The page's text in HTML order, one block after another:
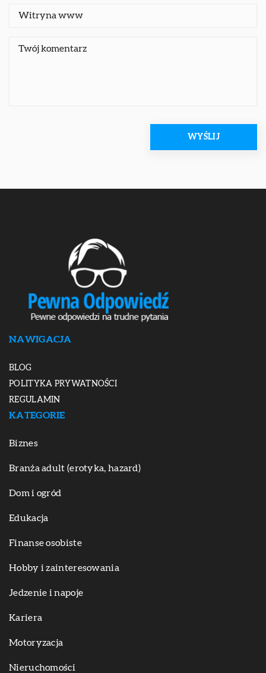
NAWIGACJA
BLOG
POLITYKA PRYWATNOŚCI
REGULAMIN
KATEGORIE
Biznes
Branża adult (erotyka, hazard)
Dom i ogród
Edukacja
Finanse osobiste
Hobby i zainteresowania
Jedzenie i napoje
Kariera
Motoryzacja
Nieruchomości